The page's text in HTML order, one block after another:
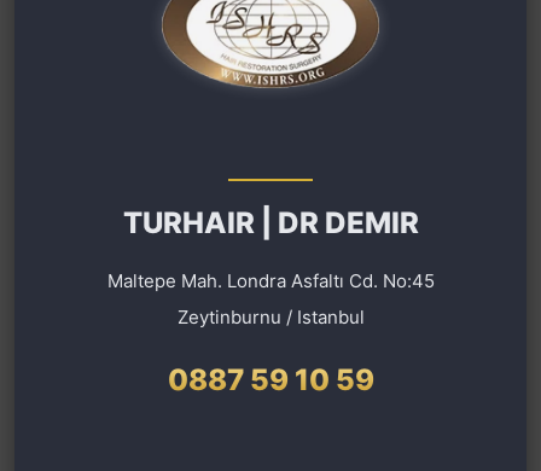
TURHAIR | DR DEMIR
Maltepe Mah. Londra Asfaltı Cd. No:45
Zeytinburnu / Istanbul
0887 59 10 59